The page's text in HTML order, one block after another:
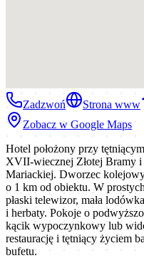
Zadzwoń Strona www
Zobacz w Google Maps
Hotel położony przy
XVII-wiecznej Złotej Bramy
Mariackiej. Dworzec
o 1 km od obiektu. W
płaski telewizor, mała
i herbaty. Pokoje o
kącik wypoczynkowy lub
restaurację i tętniący życiem
bufetu.